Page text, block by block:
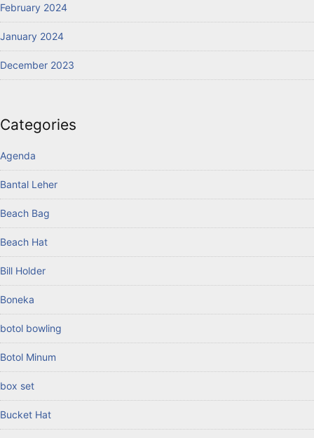
February 2024
January 2024
December 2023
Categories
Agenda
Bantal Leher
Beach Bag
Beach Hat
Bill Holder
Boneka
botol bowling
Botol Minum
box set
Bucket Hat